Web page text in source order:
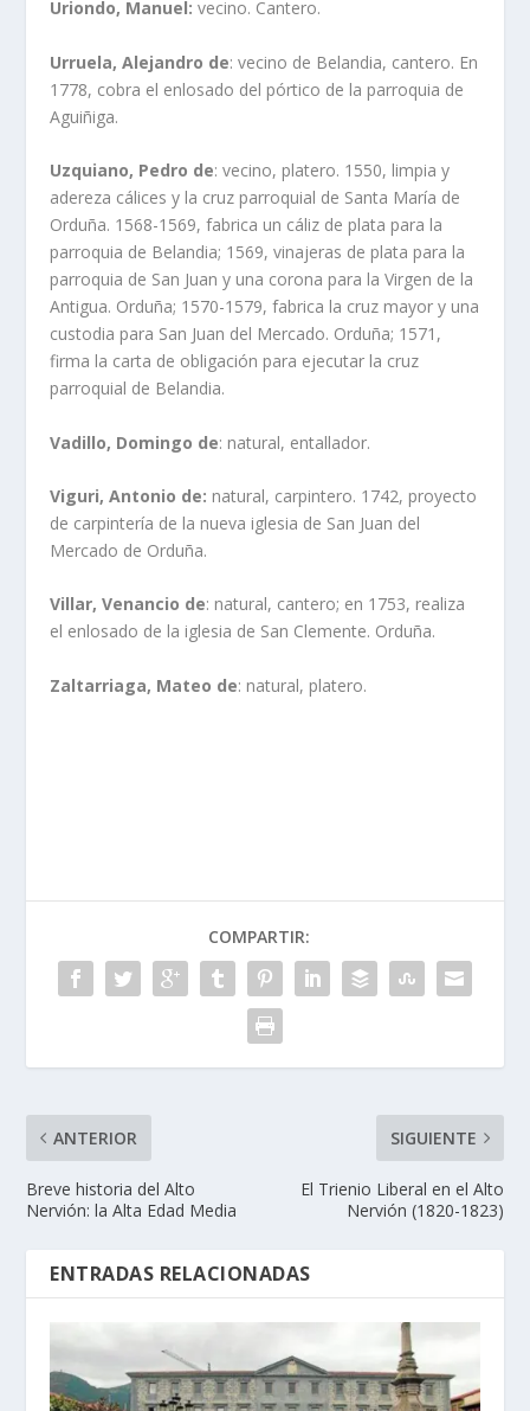
Uriondo, Manuel: vecino. Cantero.
Urruela, Alejandro de: vecino de Belandia, cantero. En
1778, cobra el enlosado del pórtico de la parroquia de
Aguiñiga.
Uzquiano, Pedro de: vecino, platero. 1550, limpia y
adereza cálices y la cruz parroquial de Santa María de
Orduña. 1568-1569, fabrica un cáliz de plata para la
parroquia de Belandia; 1569, vinajeras de plata para la
parroquia de San Juan y una corona para la Virgen de la
Antigua. Orduña; 1570-1579, fabrica la cruz mayor y una
custodia para San Juan del Mercado. Orduña; 1571,
firma la carta de obligación para ejecutar la cruz
parroquial de Belandia.
Vadillo, Domingo de: natural, entallador.
Viguri, Antonio de: natural, carpintero. 1742, proyecto
de carpintería de la nueva iglesia de San Juan del
Mercado de Orduña.
Villar, Venancio de: natural, cantero; en 1753, realiza
el enlosado de la iglesia de San Clemente. Orduña.
Zaltarriaga, Mateo de: natural, platero.
COMPARTIR:
ANTERIOR
Breve historia del Alto
Nervión: la Alta Edad Media
SIGUIENTE
El Trienio Liberal en el Alto
Nervión (1820-1823)
ENTRADAS RELACIONADAS